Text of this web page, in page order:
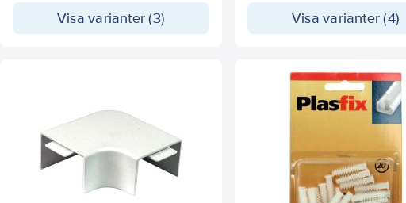
montering. Färg: Vit Ral 9010. 2 m
Visa varianter (3) Visa varianter (4)